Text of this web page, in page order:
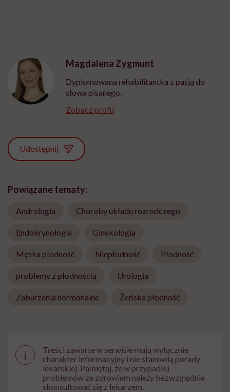
Magdalena Zygmunt
Dyplomowana rehabilitantka z pasją do
słowa pisanego.
Zobacz profil
Udostępnij
Powiązane tematy:
Andrologia Choroby układu rozrodczego
Endokrynologia Ginekologia
Męska płodność Niepłodność Płodność
problemy z płodnością Urologia
Zaburzenia hormonalne Żeńska płodność
i
Treści zawarte w serwisie mają wyłącznie
charakter informacyjny i nie stanowią porady
lekarskiej. Pamiętaj, że w przypadku
problemów ze zdrowiem należy bezwzględnie
skonsultować się z lekarzem.